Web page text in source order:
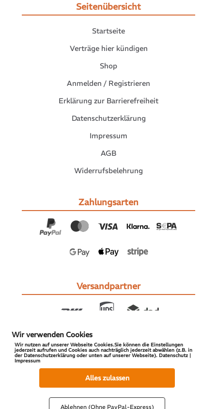
Seitenübersicht
Startseite
Verträge hier kündigen
Shop
Anmelden / Registrieren
Erklärung zur Barrierefreiheit
Datenschutzerklärung
Impressum
AGB
Widerrufsbelehrung
Zahlungsarten
Versandpartner
© 2026 S-PARTS | All Rights Reserved
Wir verwenden Cookies
Wir nutzen auf unserer Webseite Cookies.Sie können die Einstellungen
jederzeit aufrufen und Cookies auch nachträglich jederzeit abwählen (z.B. in
der Datenschutzerklärung oder unten auf unserer Webseite). Datenschutz |
Impressum
Alles zulassen
Ablehnen (Ohne PayPal-Express)